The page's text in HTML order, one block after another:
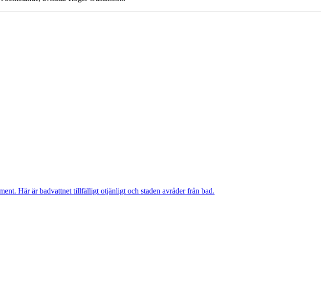
Här är badvattnet tillfälligt otjänligt och staden avråder från bad.